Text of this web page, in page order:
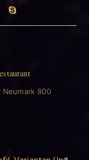
Neumark 800